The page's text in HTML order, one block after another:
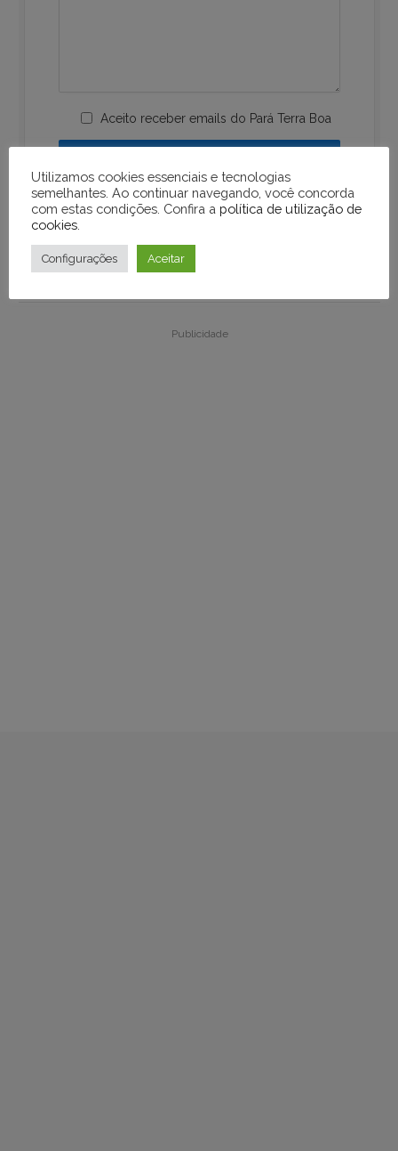
Aceito receber emails do Pará Terra Boa
Publicidade
Utilizamos cookies essenciais e tecnologias
semelhantes. Ao continuar navegando, você concorda
com estas condições. Confira a política de utilização de
cookies
Configurações Aceitar